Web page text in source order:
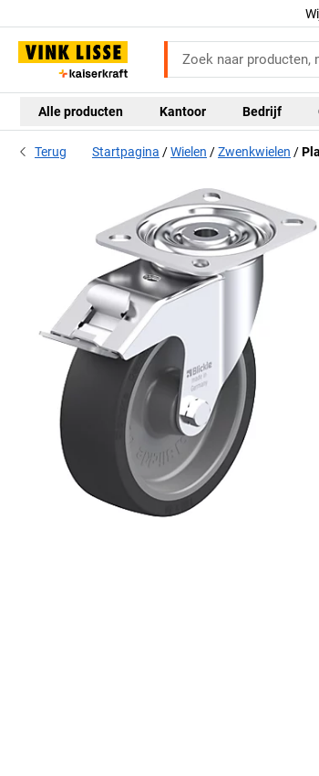
Alle producten Kantoor Bedrijf
Terug Startpagina Wielen Zwenkwielen